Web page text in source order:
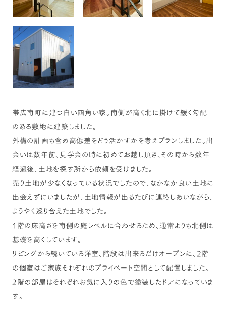
帯広南町に建つ白い四角い家。南側が高く北に掛けて緩く勾配
のある敷地に建築しました。
外構の計画も含め高低差をどう活かすかを考えプランしました。出
会いは数年前、見学会の時に初めてお越し頂き、その時から数年
経過後、土地を探す所から依頼を受けました。
売り土地が少なくなっている状況でしたので、なかなか良い土地に
出会えずにいましたが、土地情報が出るたびに連絡しあいながら、
ようやく巡り合えた土地でした。
1階の床高さを南側の庭レベルに合わせるため、通常よりも北側は
基礎を高くしています。
リビングから続いている洋室、階段は出来るだけオープンに、2階
の個室はご家族それぞれのプライベート空間として配置しました。
2階の部屋はそれぞれお気に入りの色で塗装したドアになっていま
す。